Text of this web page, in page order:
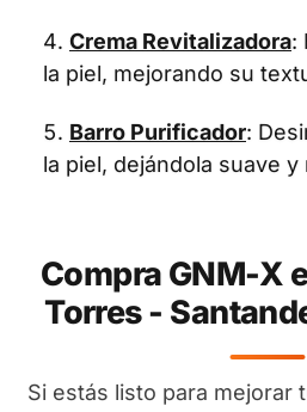
Crema Revitalizadora:
la piel, mejorando su
Barro Purificador:
la piel, dejándola suave y
Compra GNM-X
Torres -
Si estás listo para mejorar